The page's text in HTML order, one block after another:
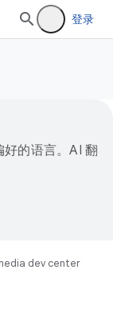
登录
的语言。AI 翻
dev center